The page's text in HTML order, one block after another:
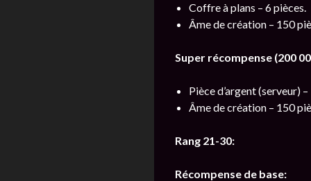
Coffre à plans – 6 pièces.
Âme de création – 150
Super récompense (200
Pièce d’argent (serveur)
Âme de création – 150
Rang 21-30:
Récompense de base: